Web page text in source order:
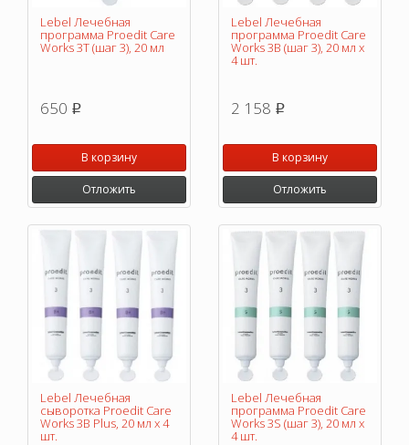
Lebel Лечебная
программа Proedit Care
Works 3T (шаг 3), 20 мл
650 p
В корзину
Отложить
Lebel Лечебная
программа Proedit Care
Works 3В (шаг 3), 20 мл х
4 шт.
2 158 p
В корзину
Отложить
Lebel Лечебная
сыворотка Proedit Care
Works 3В Plus, 20 мл х 4
шт.
Lebel Лечебная
программа Proedit Care
Works 3S (шаг 3), 20 мл х
4 шт.